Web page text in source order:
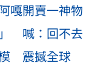
嘎開賣一神物
喊：回不去
震撼全球